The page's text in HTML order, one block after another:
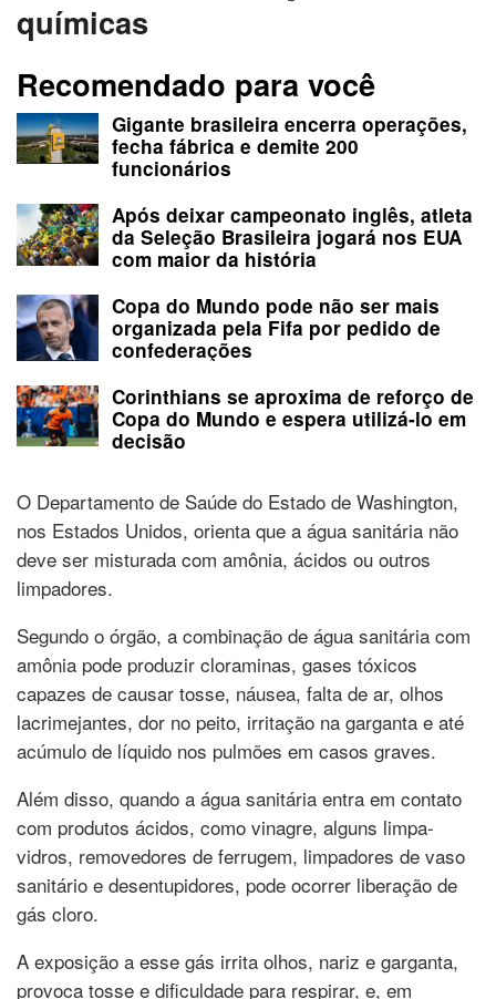
químicas
Recomendado para você
Gigante brasileira encerra operações,
fecha fábrica e demite 200
funcionários
Após deixar campeonato inglês, atleta
da Seleção Brasileira jogará nos EUA
com maior da história
Copa do Mundo pode não ser mais
organizada pela Fifa por pedido de
confederações
Corinthians se aproxima de reforço de
Copa do Mundo e espera utilizá-lo em
decisão
O Departamento de Saúde do Estado de Washington,
nos Estados Unidos, orienta que a água sanitária não
deve ser misturada com amônia, ácidos ou outros
limpadores.
Segundo o órgão, a combinação de água sanitária com
amônia pode produzir cloraminas, gases tóxicos
capazes de causar tosse, náusea, falta de ar, olhos
lacrimejantes, dor no peito, irritação na garganta e até
acúmulo de líquido nos pulmões em casos graves.
Além disso, quando a água sanitária entra em contato
com produtos ácidos, como vinagre, alguns limpa-
vidros, removedores de ferrugem, limpadores de vaso
sanitário e desentupidores, pode ocorrer liberação de
gás cloro.
A exposição a esse gás irrita olhos, nariz e garganta,
provoca tosse e dificuldade para respirar, e, em